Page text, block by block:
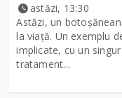
astăzi, 13:30
Astăzi, un
la viață. Un exemplu
implicate, cu un
tratament...